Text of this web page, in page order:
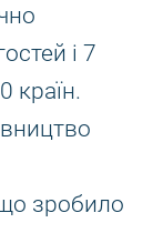
і 7
країн.
зробило